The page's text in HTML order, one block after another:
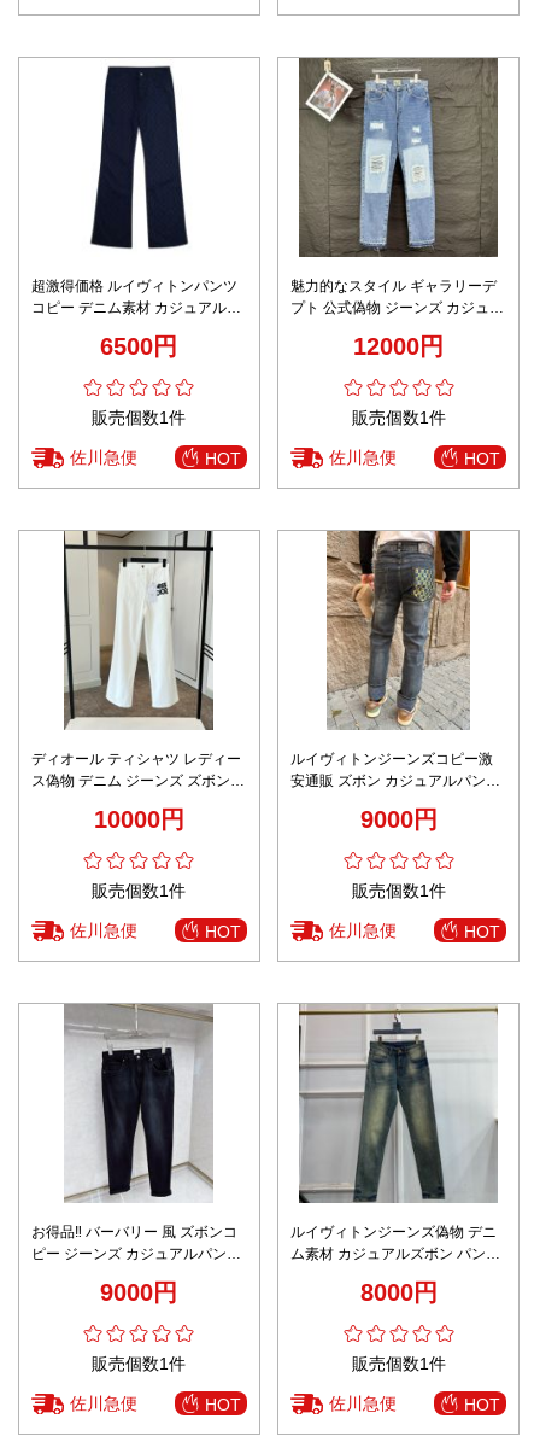
超激得価格 ルイヴィトンパンツ
コピー デニム素材 カジュアルパ
6500円
販売個数1件
佐川急便 HOT
魅力的なスタイル ギャラリーデ
プト 公式偽物 ジーンズ カジュア
12000円
販売個数1件
佐川急便 HOT
ディオール ティシャツ レディー
ス偽物 デニム ジーンズ ズボン
10000円
販売個数1件
佐川急便 HOT
ルイヴィトンジーンズコピー激
安通販 ズボン カジュアルパンツ
ンズ ブルー9000円
販売個数1件
佐川急便 HOT
お得品‼ バーバリー 風 ズボンコ
ピー ジーンズ カジュアルパンツ
9000円
販売個数1件
佐川急便 HOT
ルイヴィトンジーンズ偽物 デニ
ム素材 カジュアルズボン パンツ
8000円
販売個数1件
佐川急便 HOT